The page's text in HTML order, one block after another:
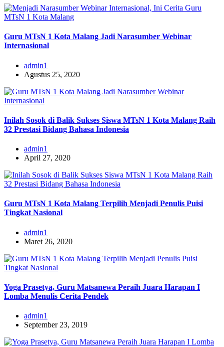
Guru MTsN 1 Kota Malang Jadi Narasumber Webinar
Internasional
admin1
Agustus 25, 2020
Inilah Sosok di Balik Sukses Siswa MTsN 1 Kota Malang Raih
32 Prestasi Bidang Bahasa Indonesia
admin1
April 27, 2020
Guru MTsN 1 Kota Malang Terpilih Menjadi Penulis Puisi
Tingkat Nasional
admin1
Maret 26, 2020
Yoga Prasetya, Guru Matsanewa Peraih Juara Harapan I
Lomba Menulis Cerita Pendek
admin1
September 23, 2019